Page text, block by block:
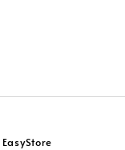
EasyStore